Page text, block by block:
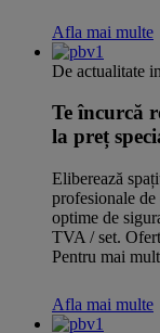
Afla mai multe
De actualitate
Te încurcă
la preț
Eliberează
profesionale
optime de
TVA / set.
Pentru mai
Afla mai multe